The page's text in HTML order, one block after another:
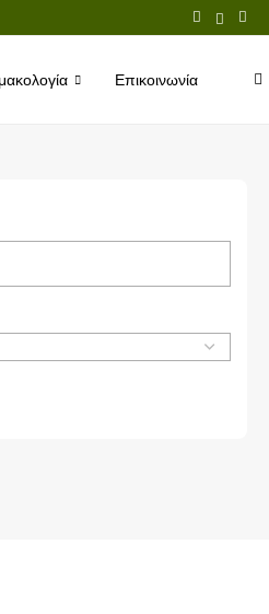
Επικοινωνία